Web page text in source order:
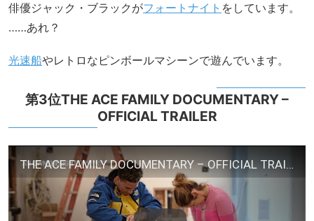
俳優ジャック・ブラックがフォートナイト をしています。
……あれ？
光速船やレトロなピンボールマシーンで遊んでいます。
第3位THE ACE FAMILY DOCUMENTARY –
OFFICIAL TRAILER
THE ACE FAMILY DOCUMENTARY – OFFICIAL TRAILER